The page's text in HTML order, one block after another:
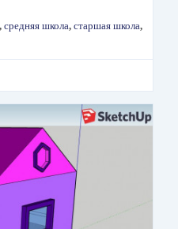
средняя школа, старшая школа,